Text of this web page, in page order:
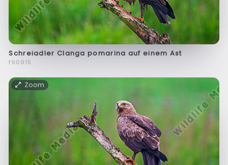
Schreiadler Clanga pomarina auf einem Ast
f90915
Zoom